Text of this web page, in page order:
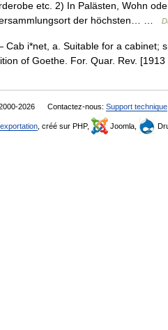
etc. 2) In Palästen, Wohn
der höchsten… …
Cab i*net, a. Suitable for a cabinet;
of Goethe. For. Quar. Rev.
2026 Contactez-nous: Support technique
, créé sur PHP, Joomla,